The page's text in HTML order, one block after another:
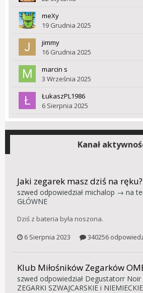
meXy
19 Grudnia 2025
jimmy
16 Grudnia 2025
marcin s
3 Września 2025
ŁukaszPL1986
6 Sierpnia 2025
Kanał
Jaki zegarek masz dziś na ręku?
szwed odpowiedział michalop → na
GŁÓWNE
Dziś z bateria była noszona.
6 Sierpnia 2023
340256
Klub Miłośników Zegarków
szwed odpowiedział Degustatorr Noir
ZEGARKI SZWAJCARSKIE i NIEMIECKIE